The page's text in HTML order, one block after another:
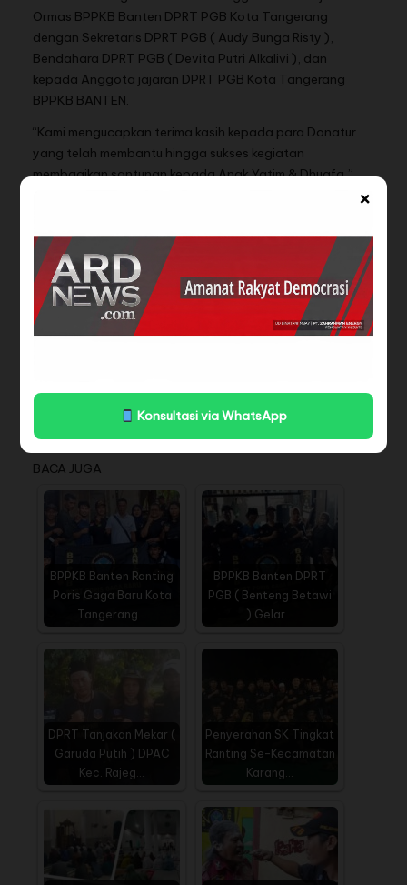
×
Konsultasi via WhatsApp
Ormas BPPKB Banten DPRT PGB Kota Tangerang
dengan Sekretaris DPRT PGB ( Audy Bunga Risty ),
Bendahara DPRT PGB ( Devita Putri Alkalivi ), dan
kepada Anggota jajaran DPRT PGB Kota Tangerang
BPPKB BANTEN.
“Kami mengucapkan terima kasih kepada para Donatur
yang telah membantu hingga sukses kegiatan
membagikan santunan kepada Anak Yatim & Dhuafa,”
ujar Ketua BPPKB Banten DPRT PGB – DPAC Batuceper (
Dalam tausiahnya, Ustadz mengapresiasi kegiatan
berbagi santunan kepada anak Yatim dan Dhuafa ini
sebagai bagian dari kecintaan untuk mengkampanyekan
ajaran Nabi Muhammad SAW tentang perlunya
memelihara anak yatim.
Penulis : Muhammad Andika Putra
BACA JUGA
BPPKB Banten Ranting
Poris Gaga Baru Kota
Tangerang…
BPPKB Banten DPRT
PGB ( Benteng Betawi
) Gelar…
DPRT Tanjakan Mekar (
Garuda Putih ) DPAC
Kec. Rajeg…
Penyerahan SK Tingkat
Ranting Se-Kecamatan
Karang…